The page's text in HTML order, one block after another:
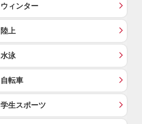
ウィンター
陸上
水泳
自転車
学生スポーツ